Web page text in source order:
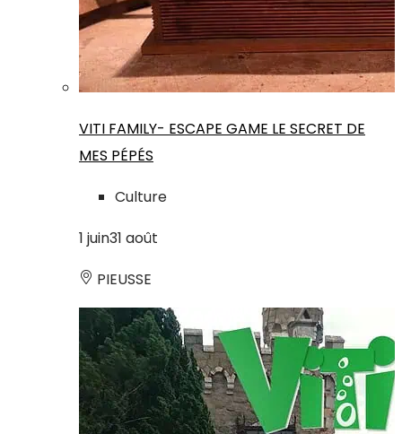
VITI FAMILY- ESCAPE GAME LE SECRET DE
MES PÉPÉS
Culture
1 juin31 août
PIEUSSE